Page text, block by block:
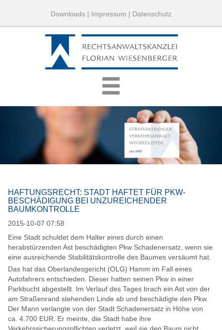
Downloads | Impressum | Datenschutz
HAFTUNGSRECHT: STADT HAFTET FÜR PKW-
BESCHÄDIGUNG BEI UNZUREICHENDER
BAUMKONTROLLE
2015-10-07 07:58
Eine Stadt schuldet dem Halter eines durch einen
herabstürzenden Ast beschädigten Pkw Schadenersatz, wenn sie
eine ausreichende Stabilitätskontrolle des Baumes versäumt hat.
Das hat das Oberlandesgericht (OLG) Hamm im Fall eines
Autofahrers entschieden. Dieser hatten seinen Pkw in einer
Parkbucht abgestellt. Im Verlauf des Tages brach ein Ast von der
am Straßenrand stehenden Linde ab und beschädigte den Pkw.
Der Mann verlangte von der Stadt Schadenersatz in Höhe von
ca. 4.700 EUR. Er meinte, die Stadt habe ihre